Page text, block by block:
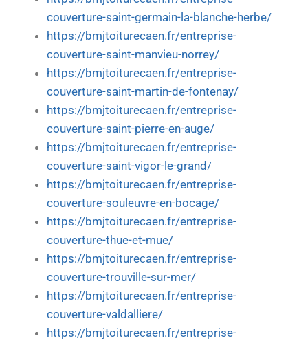
couverture-saint-germain-la-blanche-herbe/
https://bmjtoiturecaen.fr/entreprise-
couverture-saint-manvieu-norrey/
https://bmjtoiturecaen.fr/entreprise-
couverture-saint-martin-de-fontenay/
https://bmjtoiturecaen.fr/entreprise-
couverture-saint-pierre-en-auge/
https://bmjtoiturecaen.fr/entreprise-
couverture-saint-vigor-le-grand/
https://bmjtoiturecaen.fr/entreprise-
couverture-souleuvre-en-bocage/
https://bmjtoiturecaen.fr/entreprise-
couverture-thue-et-mue/
https://bmjtoiturecaen.fr/entreprise-
couverture-trouville-sur-mer/
https://bmjtoiturecaen.fr/entreprise-
couverture-valdalliere/
https://bmjtoiturecaen.fr/entreprise-